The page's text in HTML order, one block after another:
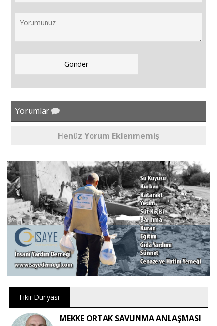
Yorumlar
Henüz Yorum Eklenmemiş
Fikir Dünyası
MEKKE ORTAK SAVUNMA ANLAŞMASI